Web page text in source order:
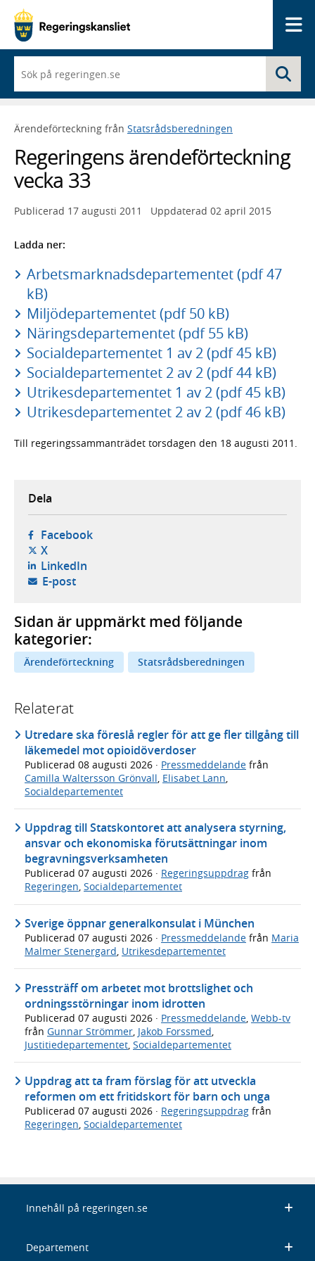
du
börjar
skriva
framträder
lista
med
sökförslag
Ärendeförteckning från Statsrådsberedningen
Regeringens ärendeförteckning
vecka 33
Publicerad 17 augusti 2011 Uppdaterad 02 april 2015
Ladda ner:
Arbetsmarknadsdepartementet (pdf 47
kB)
Miljödepartementet (pdf 50 kB)
Näringsdepartementet (pdf 55 kB)
Socialdepartementet 1 av 2 (pdf 45 kB)
Socialdepartementet 2 av 2 (pdf 44 kB)
Utrikesdepartementet 1 av 2 (pdf 45 kB)
Utrikesdepartementet 2 av 2 (pdf 46 kB)
Till regeringssammanträdet torsdagen den 18 augusti 2011.
Dela
Facebook- öppnas i ny flik, extern webbplats,
X- öppnas i ny flik, extern webbplats,
LinkedIn- öppnas i ny flik, extern webbplats,
E-post- öppnar din e-postklient,
Sidan är uppmärkt med följande
kategorier:
Ärendeförteckning Statsrådsberedningen
Relaterat
Utredare ska föreslå regler för att ge fler tillgång till
läkemedel mot opioidöverdoser
Publicerad 08 augusti 2026 · Pressmeddelande från
Camilla Waltersson Grönvall Elisabet Lann
Socialdepartementet
Uppdrag till Statskontoret att analysera styrning,
ansvar och ekonomiska förutsättningar inom
begravningsverksamheten
Publicerad 07 augusti 2026 · Regeringsuppdrag från
Regeringen, Socialdepartementet
Sverige öppnar generalkonsulat i München
Publicerad 07 augusti 2026 · Pressmeddelande från Maria
Malmer Stenergard, Utrikesdepartementet
Pressträff om arbetet mot brottslighet och
ordningsstörningar inom idrotten
Publicerad 07 augusti 2026 · Pressmeddelande Webb-tv
från Gunnar Strömmer Jakob Forssmed
Justitiedepartementet Socialdepartementet
Uppdrag att ta fram förslag för att utveckla
reformen om ett fritidskort för barn och unga
Publicerad 07 augusti 2026 · Regeringsuppdrag från
Regeringen, Socialdepartementet
Innehåll på regeringen.se
Departement